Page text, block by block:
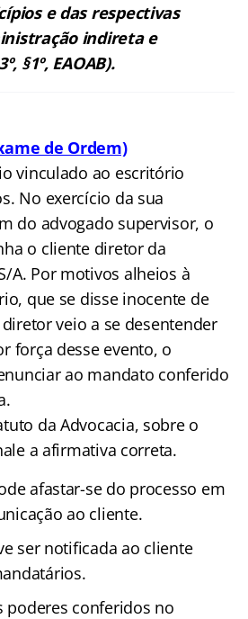
e das respectivas
indireta e
§1º, EAOAB).
de Ordem)
vinculado ao escritório
No exercício da sua
do advogado supervisor, o
o cliente diretor da
A. Por motivos alheios à
que se disse inocente de
veio a se desentender
força desse evento, o
ao mandato conferido
da Advocacia, sobre o
a afirmativa correta.
afastar-se do processo em
ao cliente.
ser notificada ao cliente
poderes conferidos no